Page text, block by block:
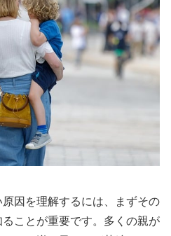
因を理解するには、まずその
ことが重要です。多くの親が